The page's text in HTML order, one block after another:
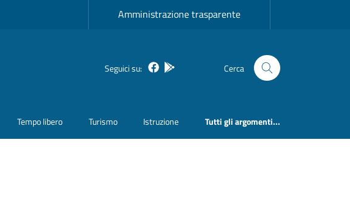
Amministrazione trasparente
Seguici su: FacebookBosa inAppCerca
Tempo libero Turismo Istruzione Tutti gli argomenti...